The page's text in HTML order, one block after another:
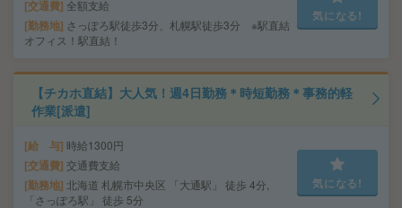
交通費 全額支給
勤務地 さっぽろ駅徒歩3分、札幌駅徒歩3分 ※駅直結
オフィス！駅直結！
気になる!
【チカホ直結】大人気！週4日勤務＊時短勤務＊事務的軽
作業[派遣]
給 与 時給1300円
交通費 交通費支給
勤務地 北海道 札幌市中央区 「大通駅」 徒歩 4分,
「さっぽろ駅」 徒歩 5分
気になる!